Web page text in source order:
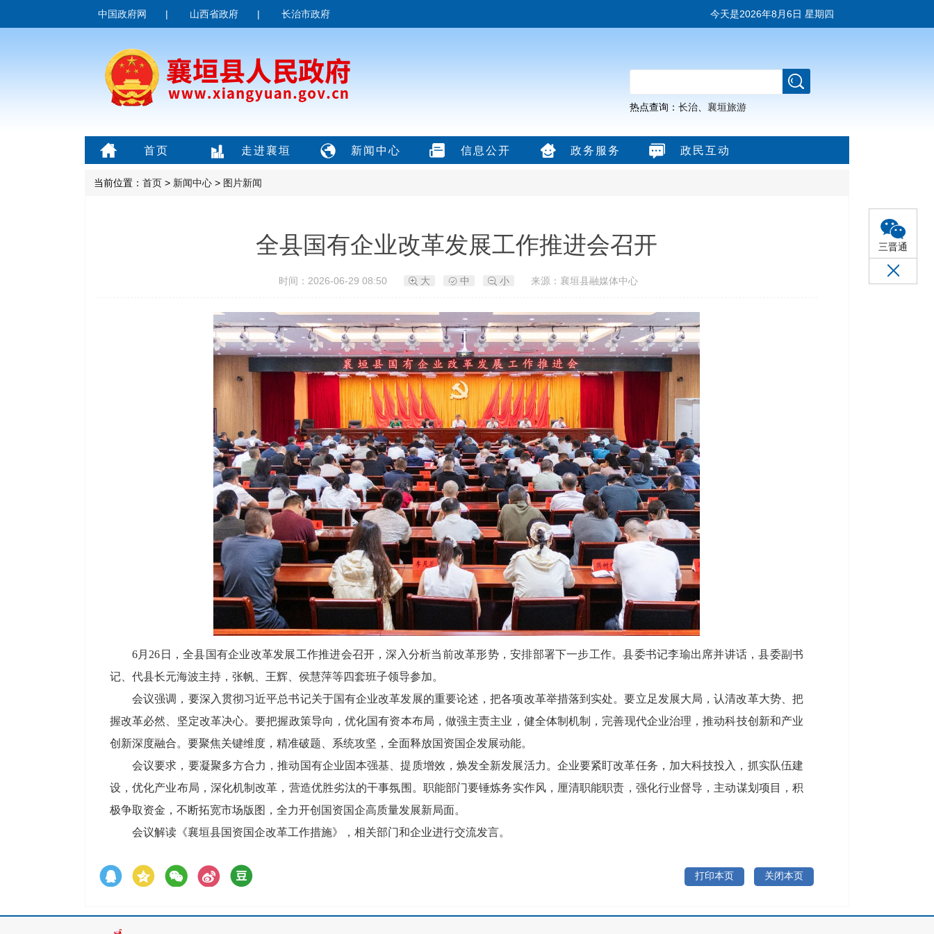
三晋通
中国政府网 | 山西省政府 | 长治市政府 今天是2026年8月6日 星期四
热点查询： 长治 襄垣旅游
首页 走进襄垣 新闻中心 信息公开 政务服务 政民互动
当前位置： 首页 > 新闻中心 > 图片新闻
全县国有企业改革发展工作推进会召开
时间：2026-06-29 08:50 大 中 小 来源：襄垣县融媒体中心
6月26日，全县国有企业改革发展工作推进会召开，深入分析当前改革形势，安排部署下一步工作。县委书记李瑜出席并讲话，县委副书
记、代县长元海波主持，张帆、王辉、侯慧萍等四套班子领导参加。
会议强调，要深入贯彻习近平总书记关于国有企业改革发展的重要论述，把各项改革举措落到实处。要立足发展大局，认清改革大势、把
握改革必然、坚定改革决心。要把握政策导向，优化国有资本布局，做强主责主业，健全体制机制，完善现代企业治理，推动科技创新和产业
创新深度融合。要聚焦关键维度，精准破题、系统攻坚，全面释放国资国企发展动能。
会议要求，要凝聚多方合力，推动国有企业固本强基、提质增效，焕发全新发展活力。企业要紧盯改革任务，加大科技投入，抓实队伍建
设，优化产业布局，深化机制改革，营造优胜劣汰的干事氛围。职能部门要锤炼务实作风，厘清职能职责，强化行业督导，主动谋划项目，积
极争取资金，不断拓宽市场版图，全力开创国资国企高质量发展新局面。
会议解读《襄垣县国资国企改革工作措施》，相关部门和企业进行交流发言。
打印本页 关闭本页